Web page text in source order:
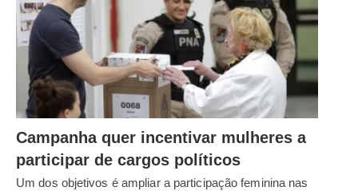
Campanha quer incentivar mulheres a
participar de cargos políticos
Um dos objetivos é ampliar a participação feminina nas